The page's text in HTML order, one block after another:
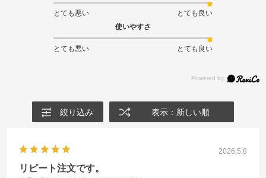
とても悪い
とても良い
使いやすさ
とても悪い とても良い
絞り込み 表示：新しい順
2026.5.8
リピート注文です。